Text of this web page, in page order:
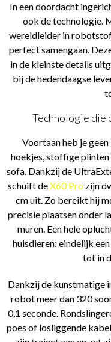
In een doordacht
ook de technologie.
wereldleider in
perfect samengaan.
in de kleinste details
bij de hedendaagse
Technologie die
Voortaan heb je
hoekjes, stoffige
sofa. Dankzij de
schuift deX60 Pro zijn
cm uit. Zo bereikt hij
precisie plaatsen onder
muren. Een hele
huisdieren: eindelijk
tot in
Dankzij de kunstmatige
robot meer dan 320
0,1 seconde.
poes of losliggende